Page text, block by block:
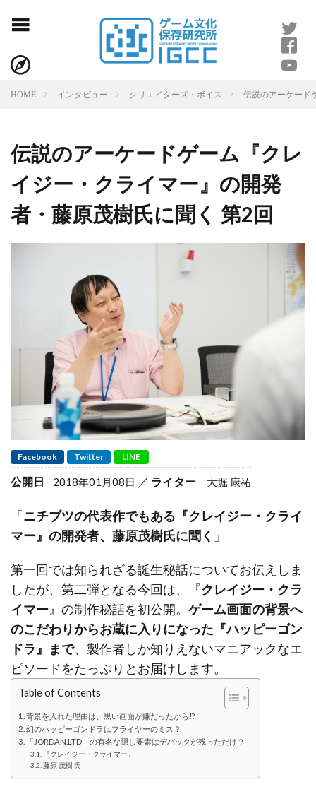
HOME インタビュー クリエイターズ・ボイス 伝説のアーケード
伝説のアーケードゲーム『クレ
イジー・クライマー』の開発
者・藤原茂樹氏に聞く 第2回
Facebook Twitter LINE
公開日 2018年01月08日 ライター 大堀 康祐
「ニチブツの代表作でもある『クレイジー・クライ
マー』の開発者、藤原茂樹氏に聞く 」
第一回では知られざる誕生秘話についてお伝えしま
したが、第二弾となる今回は、『クレイジー・クラ
イマー 』の制作秘話を初公開。 ゲーム画面の背景へ
のこだわりからお蔵に入りになった『ハッピーゴン
ドラ』まで、製作者しか知りえないマニアックなエ
ピソードをたっぷりとお届けします。
Table of Contents
背景を入れた理由は、黒い画面が嫌だったから!?
幻のハッピーゴンドラはフライヤーのミス？
「JORDAN.LTD」の有名な隠し要素はデバックが残っただけ？
『クレイジー・クライマー』
藤原 茂樹 氏